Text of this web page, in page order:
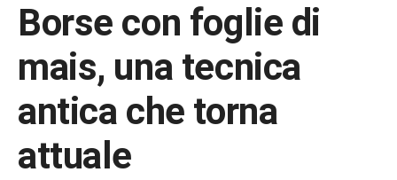
Borse con foglie di
mais, una tecnica
antica che torna
attuale